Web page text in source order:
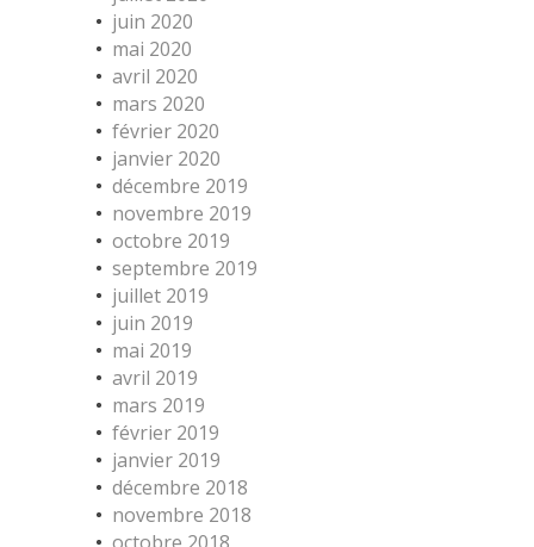
juin 2020
mai 2020
avril 2020
mars 2020
février 2020
janvier 2020
décembre 2019
novembre 2019
octobre 2019
septembre 2019
juillet 2019
juin 2019
mai 2019
avril 2019
mars 2019
février 2019
janvier 2019
décembre 2018
novembre 2018